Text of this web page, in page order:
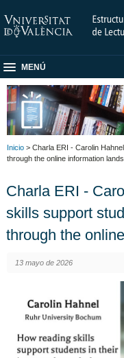
MENÚ
Inicio > Charla ERI - Carolin
through the online information
Charla ERI -
skills support
through the
13 mayo de 2026